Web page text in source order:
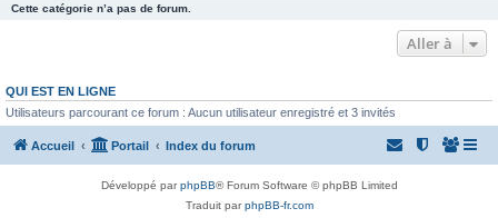
Cette catégorie n’a pas de forum.
Aller à
QUI EST EN LIGNE
Utilisateurs parcourant ce forum : Aucun utilisateur enregistré et 3 invités
Accueil Portail Index du forum
Développé parphpBB® Forum Software © phpBB Limited
Traduit parphpBB-fr.com